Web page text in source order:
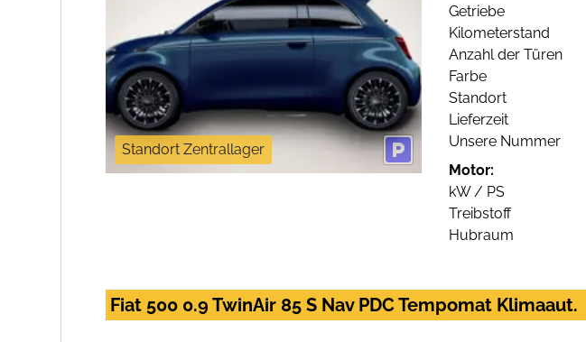
Standort Zentrallager
Getriebe
Kilometerstand
Anzahl der Türen
Farbe
Standort
Lieferzeit
Unsere Nummer
Motor:
kW / PS
Treibstoff
Hubraum
Fiat 500 0.9 TwinAir 85 S Nav PDC Tempomat Klimaaut.